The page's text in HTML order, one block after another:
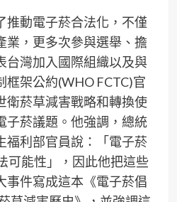
推動電子菸合法化，不僅
業，更多次參與選舉、擔
台灣加入國際組織以及與
框架公約(WHO FCTC)官
衛菸草減害戰略和轉換使
子菸議題。他強調，總統
福利部官員說：「電子菸
可能性」，因此他把這些
事件寫成這本《電子菸倡